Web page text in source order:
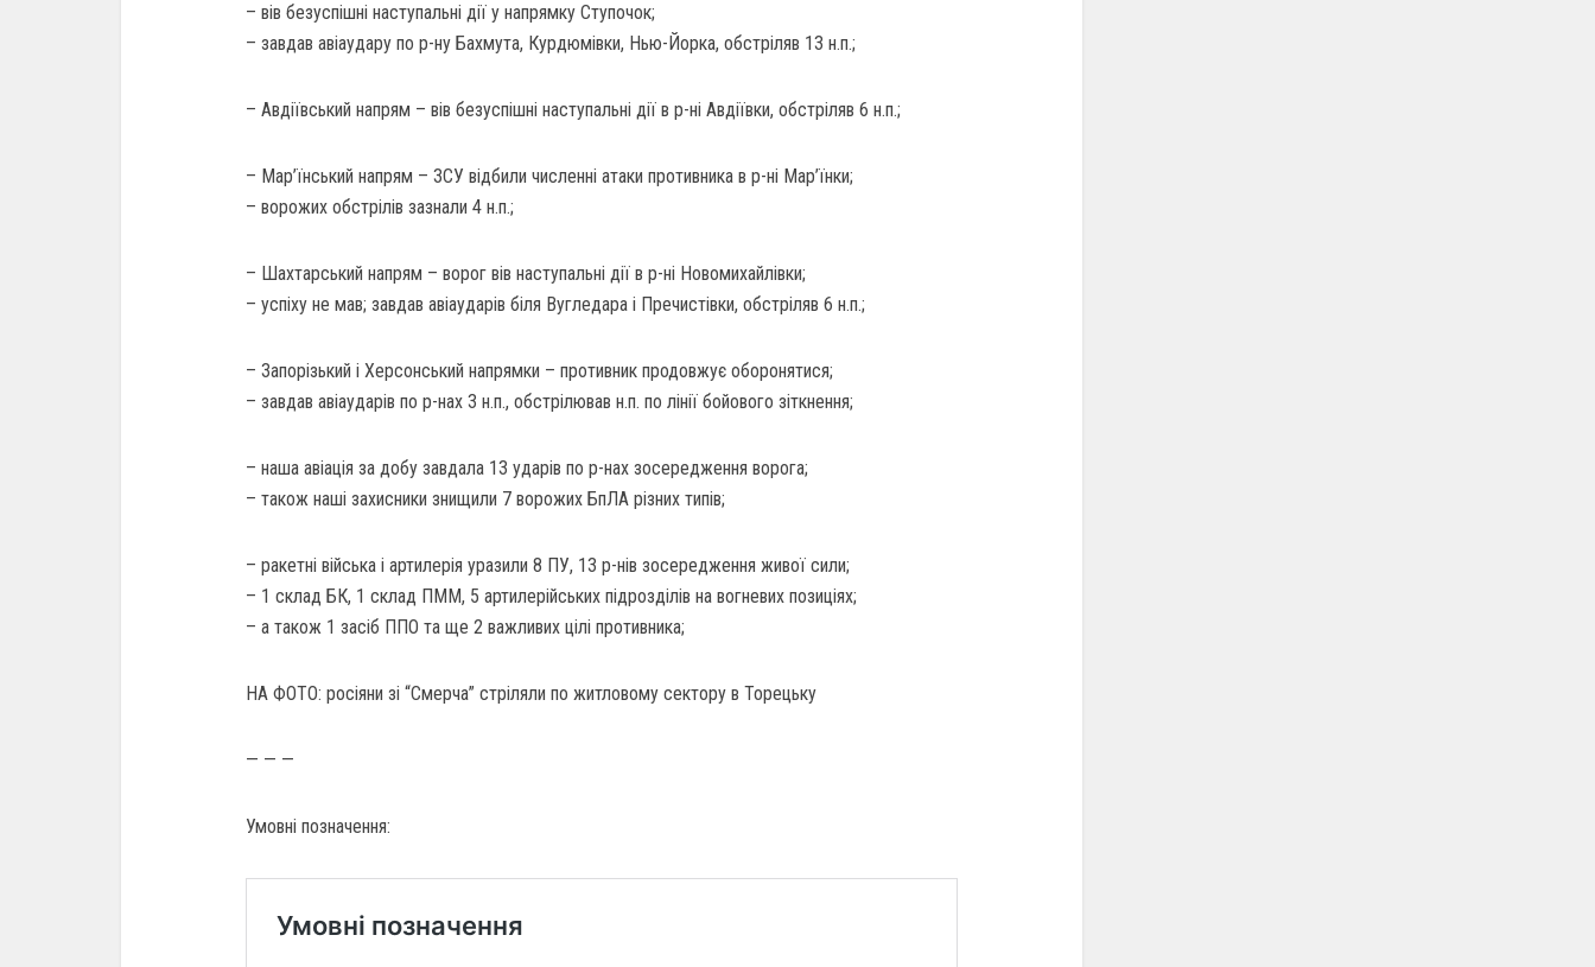
– вів безуспішні наступальні дії у напрямку Ступочок;
– завдав авіаудару по р-ну Бахмута, Курдюмівки, Нью-Йорка, обстріляв 13 н.п.;
– Авдіївський напрям – вів безуспішні наступальні дії в р-ні Авдіївки, обстріляв 6 н.п.;
– Мар’їнський напрям – ЗСУ відбили численні атаки противника в р-ні Мар’їнки;
– ворожих обстрілів зазнали 4 н.п.;
– Шахтарський напрям – ворог вів наступальні дії в р-ні Новомихайлівки;
– успіху не мав; завдав авіаударів біля Вугледара і Пречистівки, обстріляв 6 н.п.;
– Запорізький і Херсонський напрямки – противник продовжує оборонятися;
– завдав авіаударів по р-нах 3 н.п., обстрілював н.п. по лінії бойового зіткнення;
– наша авіація за добу завдала 13 ударів по р-нах зосередження ворога;
– також наші захисники знищили 7 ворожих БпЛА різних типів;
– ракетні війська і артилерія уразили 8 ПУ, 13 р-нів зосередження живої сили;
– 1 склад БК, 1 склад ПММ, 5 артилерійських підрозділів на вогневих позиціях;
– а також 1 засіб ППО та ще 2 важливих цілі противника;
НА ФОТО: росіяни зі “Смерча” стріляли по житловому сектору в Торецьку
— — —
Умовні позначення: